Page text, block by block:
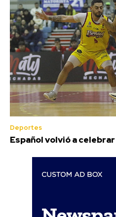
Deportes
Español volvió a celebrar